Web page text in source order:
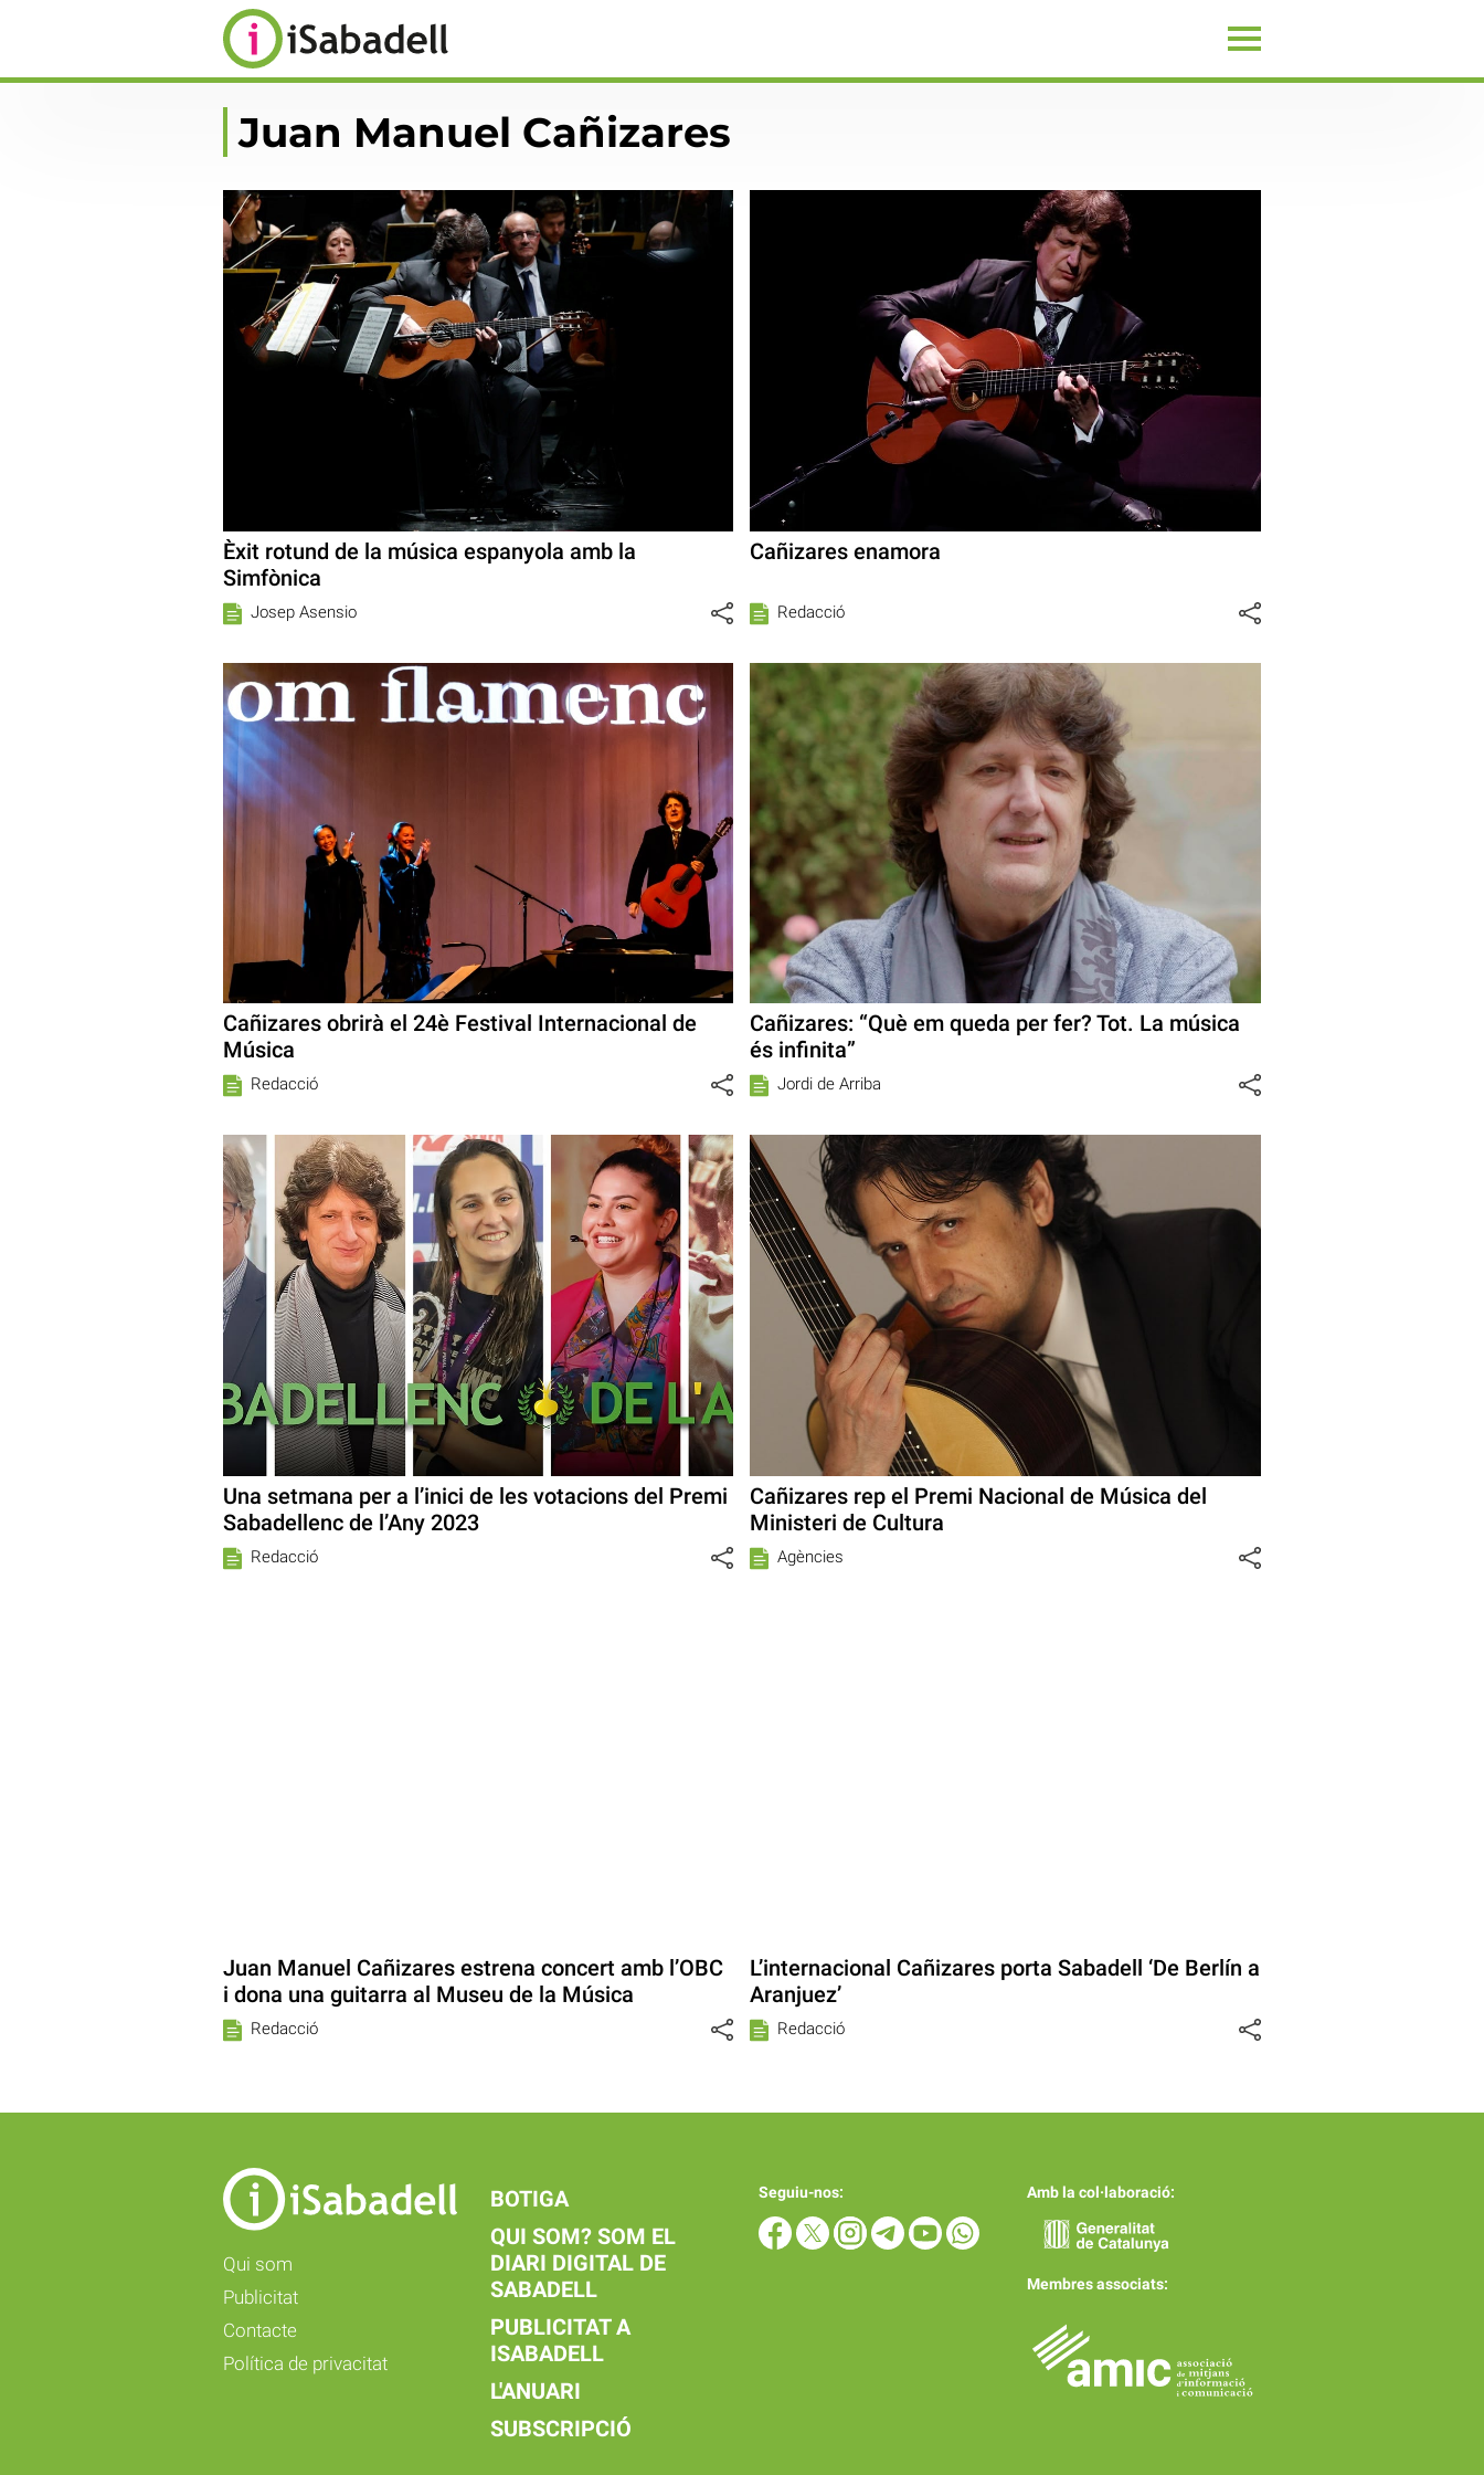
Juan Manuel Cañizares
Èxit rotund de la música espanyola amb la
Simfònica
Josep Asensio
Cañizares enamora
Redacció
Cañizares obrirà el 24è Festival Internacional de
Música
Redacció
Cañizares: “Què em queda per fer? Tot. La música
és infinita”
Jordi de Arriba
Una setmana per a l’inici de les votacions del Premi
Sabadellenc de l’Any 2023
Redacció
Cañizares rep el Premi Nacional de Música del
Ministeri de Cultura
Agències
Juan Manuel Cañizares estrena concert amb l’OBC
i dona una guitarra al Museu de la Música
Redacció
L’internacional Cañizares porta Sabadell ‘De Berlín a
Aranjuez’
Redacció
Qui som
Publicitat
Contacte
Política de privacitat
BOTIGA
QUI SOM? SOM EL
DIARI DIGITAL DE
SABADELL
PUBLICITAT A
ISABADELL
L'ANUARI
SUBSCRIPCIÓ
Seguiu-nos: Amb la col·laboració:
Membres associats: